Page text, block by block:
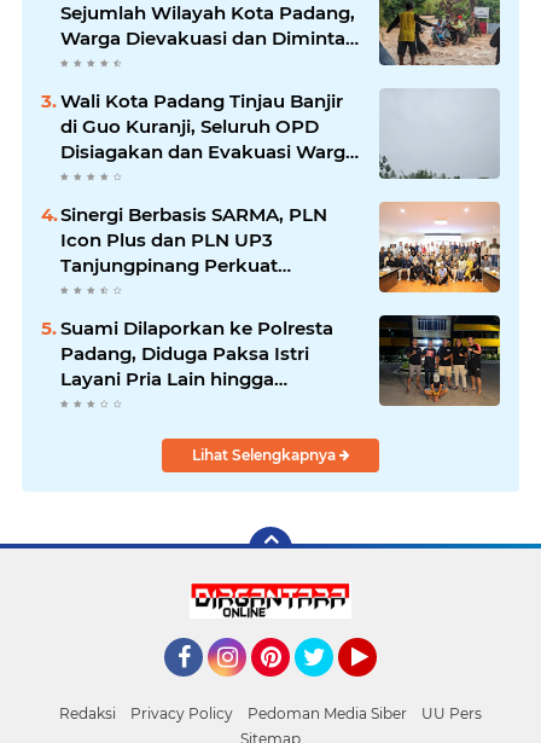
Sejumlah Wilayah Kota Padang,
Warga Dievakuasi dan Diminta
Waspada Banjir Susulan
Wali Kota Padang Tinjau Banjir
di Guo Kuranji, Seluruh OPD
Disiagakan dan Evakuasi Warga
Dipercepat
Sinergi Berbasis SARMA, PLN
Icon Plus dan PLN UP3
Tanjungpinang Perkuat
Kolaborasi Strategis
Suami Dilaporkan ke Polresta
Padang, Diduga Paksa Istri
Layani Pria Lain hingga
Berulang Kali
Lihat Selengkapnya
Redaksi Privacy Policy Pedoman Media Siber
UU Pers
Sitemap